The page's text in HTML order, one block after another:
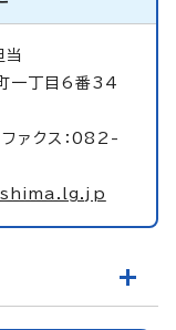
当
一丁目6番34
ァクス：082-